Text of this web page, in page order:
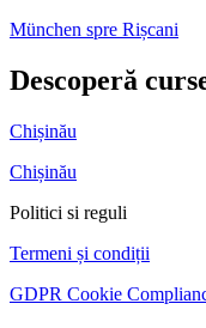
München spre Rișcani
Descoperă
Chișinău
Chișinău
Politici si reguli
Termeni și condiții
GDPR Cookie